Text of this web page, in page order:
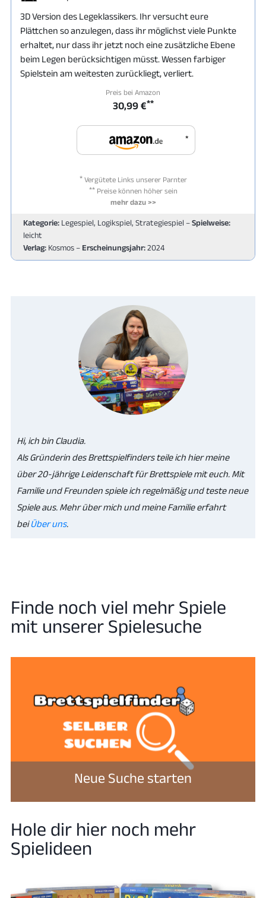
3D Version des Legeklassikers. Ihr versucht eure
Plättchen so anzulegen, dass ihr möglichst viele Punkte
erhaltet, nur dass ihr jetzt noch eine zusätzliche Ebene
beim Legen berücksichtigen müsst. Wessen farbiger
Spielstein am weitesten zurückliegt, verliert.
Preis bei Amazon
30,99 €**
*
*Vergütete Links unserer Parnter
**Preise können höher sein
mehr dazu >>
Kategorie: Legespiel, Logikspiel, Strategiespiel –Spielweise:
leicht
Verlag: Kosmos – Erscheinungsjahr:2024
Hi, ich bin Claudia.
Als Gründerin des Brettspielfinders teile ich hier meine
über 20-jährige Leidenschaft für Brettspiele mit euch. Mit
Familie und Freunden spiele ich regelmäßig und teste neue
Spiele aus. Mehr über mich und meine Familie erfahrt
beiÜber uns.
Finde noch viel mehr Spiele
mit unserer Spielesuche
Neue Suche starten
Hole dir hier noch mehr
Spielideen